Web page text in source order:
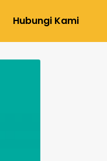
Hubungi Kami